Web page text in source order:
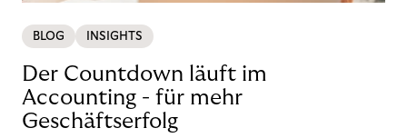
BLOG INSIGHTS
Der Countdown läuft im
Accounting - für mehr
Geschäftserfolg